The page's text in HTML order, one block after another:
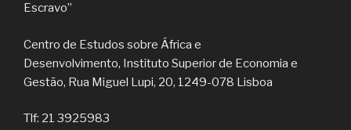
Escravo”
Centro de Estudos sobre África e
Desenvolvimento, Instituto Superior de Economia e
Gestão, Rua Miguel Lupi, 20, 1249-078 Lisboa
Tlf: 21 3925983